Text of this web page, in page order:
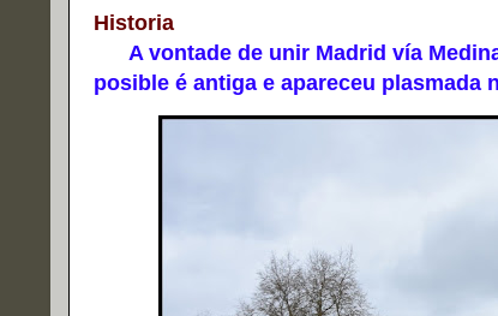
Historia
A vontade de unir Madrid vía
posible é antiga e apareceu plasmada